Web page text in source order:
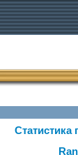
Статистика